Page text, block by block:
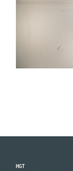
HGT